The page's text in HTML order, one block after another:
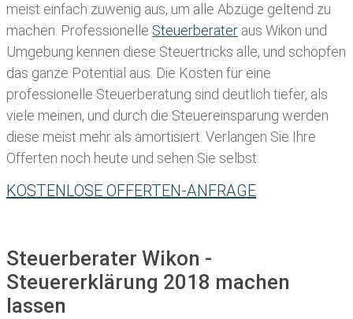
meist einfach zuwenig aus, um alle Abzüge geltend zu
machen. Professionelle Steuerberater aus Wikon und
Umgebung kennen diese Steuertricks alle, und schöpfen
das ganze Potential aus. Die Kosten für eine
professionelle Steuerberatung sind deutlich tiefer, als
viele meinen, und durch die Steuereinsparung werden
diese meist mehr als amortisiert. Verlangen Sie Ihre
Offerten noch heute und sehen Sie selbst:
KOSTENLOSE OFFERTEN-ANFRAGE
Steuerberater Wikon -
Steuererklärung 2018 machen
lassen